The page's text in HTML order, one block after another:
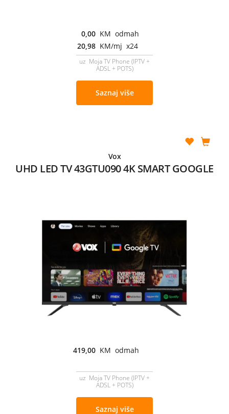
0,00 KM odmah
20,98 KM/mj x24
uz Moja TV Phone (IPTV +
ADSL + POTS)
Saznaj više
Vox
UHD LED TV 43GTU090 4K SMART GOOGLE
419,00 KM odmah
uz Moja TV Phone (IPTV +
ADSL + POTS)
Saznaj više